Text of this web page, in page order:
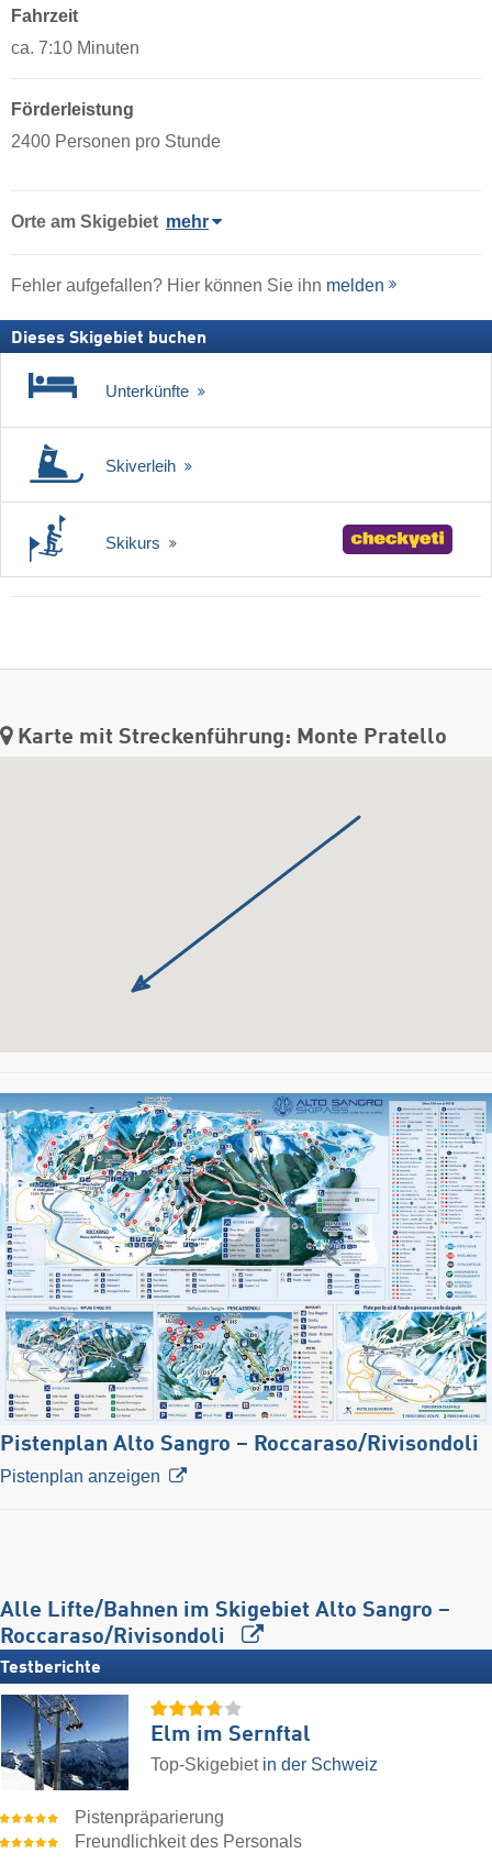
Fahrzeit
ca. 7:10 Minuten
Förderleistung
2400 Personen pro Stunde
Orte am Skigebiet mehr
Fehler aufgefallen? Hier können Sie ihn melden
Dieses Skigebiet buchen
Unterkünfte
Skiverleih
Skikurs
Karte mit Streckenführung: Monte Pratello
Pistenplan Alto Sangro – Roccaraso/​Rivisondoli
Pistenplan anzeigen
Alle Lifte/Bahnen im Skigebiet Alto Sangro –
Roccaraso/​Rivisondoli
Testberichte
Elm im Sernftal
Top-Skigebiet in der Schweiz
Pistenpräparierung
Freundlichkeit des Personals